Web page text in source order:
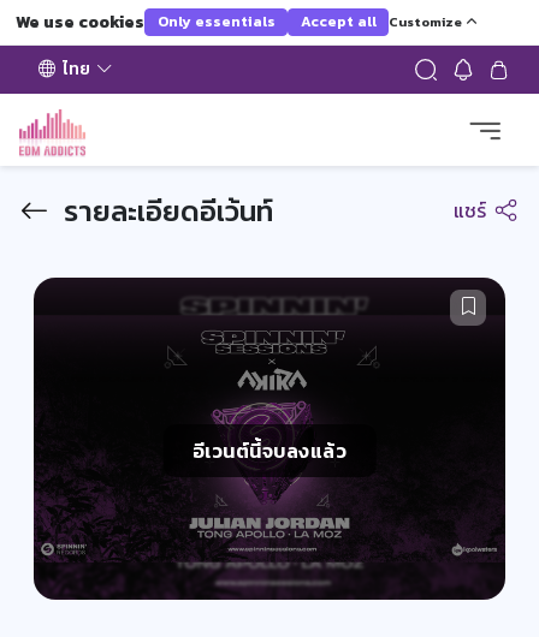
We use cookies Only essentials Accept all Customize
ไทย
รายละเอียดอีเว้นท์ แชร์
อีเวนต์นี้จบลงแล้ว